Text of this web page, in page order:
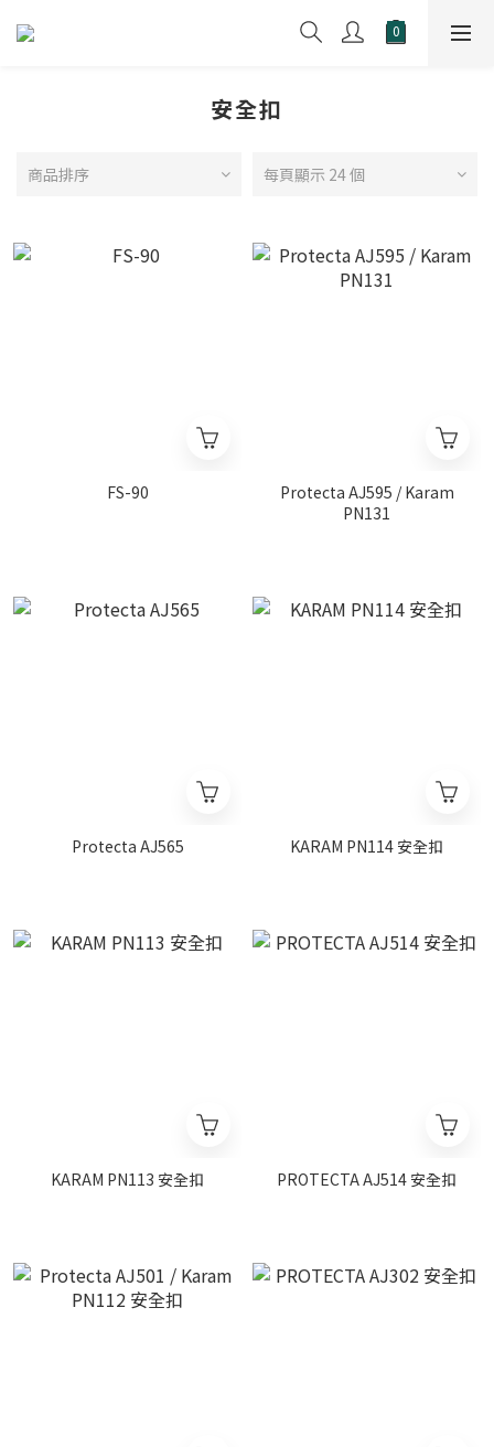
安全扣
商品排序 每頁顯示 24 個
FS-90
Protecta AJ595 / Karam
PN131
Protecta AJ565 KARAM PN114 安全扣
KARAM PN113 安全扣 PROTECTA AJ514 安全扣